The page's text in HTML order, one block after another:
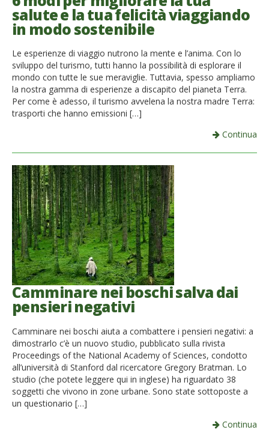
French
salute e la tua felicità viaggiando
in modo sostenibile
Le esperienze di viaggio nutrono la mente e l’anima. Con lo
sviluppo del turismo, tutti hanno la possibilità di esplorare il
mondo con tutte le sue meraviglie. Tuttavia, spesso ampliamo
la nostra gamma di esperienze a discapito del pianeta Terra.
Per come è adesso, il turismo avvelena la nostra madre Terra:
trasporti che hanno emissioni […]
Continua
Camminare nei boschi salva dai
pensieri negativi
Camminare nei boschi aiuta a combattere i pensieri negativi: a
dimostrarlo c’è un nuovo studio, pubblicato sulla rivista
Proceedings of the National Academy of Sciences, condotto
all’università di Stanford dal ricercatore Gregory Bratman. Lo
studio (che potete leggere qui in inglese) ha riguardato 38
soggetti che vivono in zone urbane. Sono state sottoposte a
un questionario […]
Continua